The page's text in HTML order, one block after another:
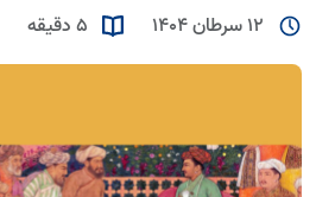
12 سرطان 1404 5 دقیقه